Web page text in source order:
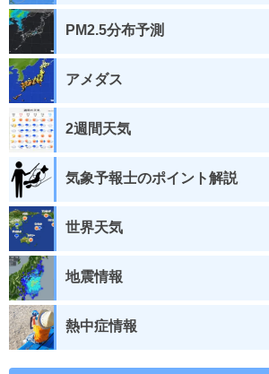
PM2.5分布予測
アメダス
2週間天気
気象予報士のポイント解説
世界天気
地震情報
熱中症情報